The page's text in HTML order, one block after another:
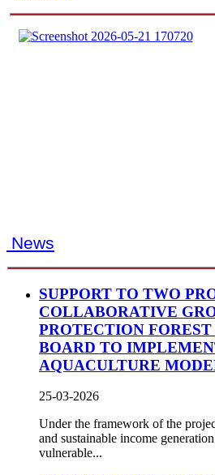
News
SUPPORT TO TWO
COLLABORATIVE
PROTECTION
BOARD TO
AQUACULTURE
25-03-2026
Under the framework of the
and sustainable income
vulnerable...